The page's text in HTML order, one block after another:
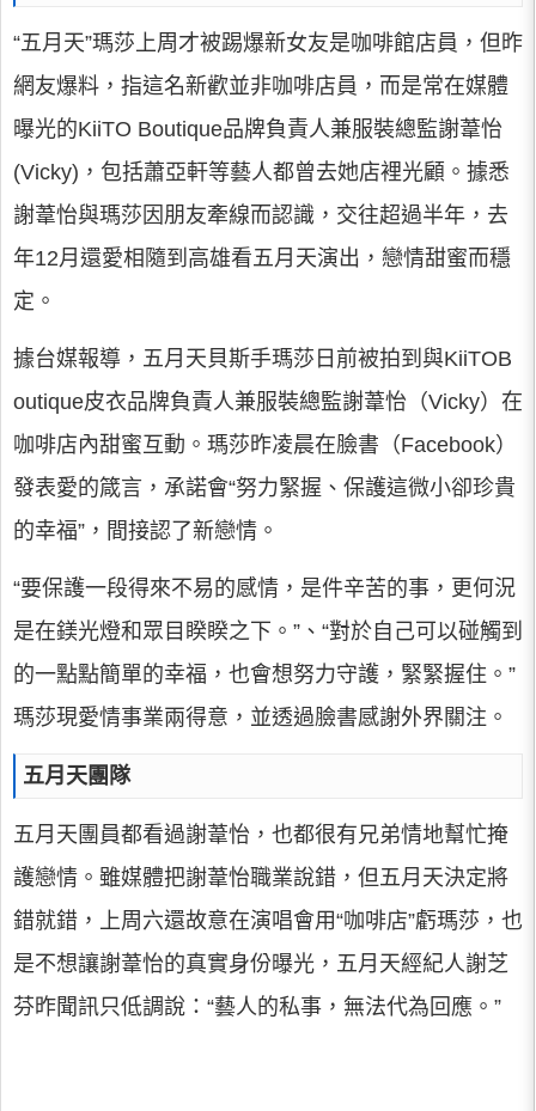
“五月天”瑪莎上周才被踢爆新女友是咖啡館店員，但昨
網友爆料，指這名新歡並非咖啡店員，而是常在媒體
曝光的KiiTO Boutique品牌負責人兼服裝總監謝葦怡
(Vicky)，包括蕭亞軒等藝人都曾去她店裡光顧。據悉
謝葦怡與瑪莎因朋友牽線而認識，交往超過半年，去
年12月還愛相隨到高雄看五月天演出，戀情甜蜜而穩
定。
據台媒報導，五月天貝斯手瑪莎日前被拍到與KiiTOB
outique皮衣品牌負責人兼服裝總監謝葦怡（Vicky）在
咖啡店內甜蜜互動。瑪莎昨凌晨在臉書（Facebook）
發表愛的箴言，承諾會“努力緊握、保護這微小卻珍貴
的幸福”，間接認了新戀情。
“要保護一段得來不易的感情，是件辛苦的事，更何況
是在鎂光燈和眾目睽睽之下。”、“對於自己可以碰觸到
的一點點簡單的幸福，也會想努力守護，緊緊握住。”
瑪莎現愛情事業兩得意，並透過臉書感謝外界關注。
五月天團隊
五月天團員都看過謝葦怡，也都很有兄弟情地幫忙掩
護戀情。雖媒體把謝葦怡職業說錯，但五月天決定將
錯就錯，上周六還故意在演唱會用“咖啡店”虧瑪莎，也
是不想讓謝葦怡的真實身份曝光，五月天經紀人謝芝
芬昨聞訊只低調說：“藝人的私事，無法代為回應。”